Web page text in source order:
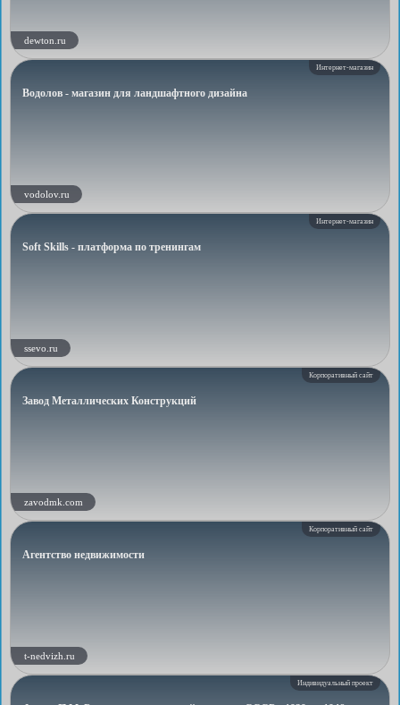
dewton.ru
Интернет-магазин
Водолов - магазин для ландшафтного дизайна
vodolov.ru
Интернет-магазин
Soft Skills - платформа по тренингам
ssevo.ru
Корпоративный сайт
Завод Металлических Конструкций
zavodmk.com
Корпоративный сайт
Агентство недвижимости
t-nedvizh.ru
Индивидуальный проект